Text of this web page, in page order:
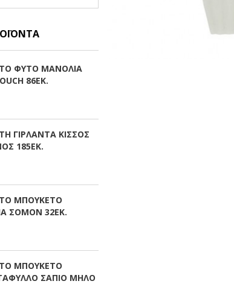
ΦΥΤΟ ΜΑΝΟΛΙΑ
86ΕΚ.
ΓΙΡΛΑΝΤΑ ΚΙΣΣΟΣ
185ΕΚ.
ΜΠΟΥΚΕΤΟ
ΣΟΜΟΝ 32ΕΚ.
ΜΠΟΥΚΕΤΟ
ΣΑΠΙΟ ΜΗΛΟ